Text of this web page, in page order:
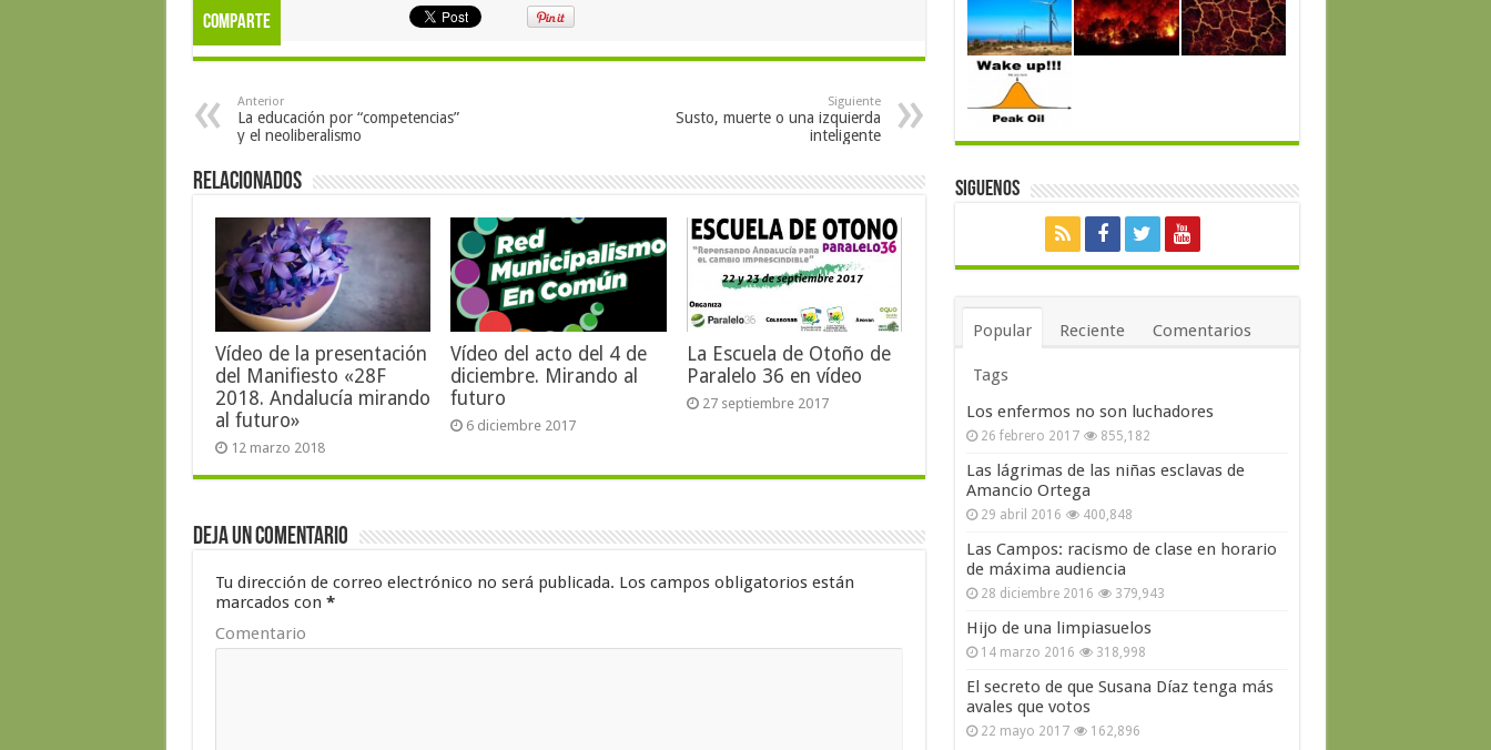
Comparte
Anterior
La educación por “competencias”
y el neoliberalismo
Siguiente
Susto, muerte o una izquierda
inteligente
Relacionados
Vídeo de la presentación
del Manifiesto «28F
2018. Andalucía mirando
al futuro»
12 marzo 2018
Vídeo del acto del 4 de
diciembre. Mirando al
futuro
6 diciembre 2017
La Escuela de Otoño de
Paralelo 36 en vídeo
27 septiembre 2017
Deja un comentario
Tu dirección de correo electrónico no será publicada. Los campos obligatorios están
marcados con *
Comentario
Siguenos
Popular Reciente Comentarios
Tags
Los enfermos no son luchadores
26 febrero 2017 855,182
Las lágrimas de las niñas esclavas de
Amancio Ortega
29 abril 2016 400,848
Las Campos: racismo de clase en horario
de máxima audiencia
28 diciembre 2016 379,943
Hijo de una limpiasuelos
14 marzo 2016 318,998
El secreto de que Susana Díaz tenga más
avales que votos
22 mayo 2017 162,896